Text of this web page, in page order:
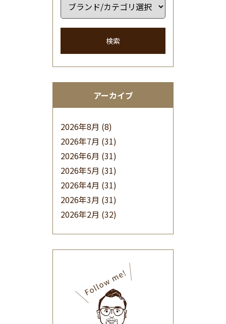
検索
アーカイブ
2026年8月 (8)
2026年7月 (31)
2026年6月 (31)
2026年5月 (31)
2026年4月 (31)
2026年3月 (31)
2026年2月 (32)
(32)
2025年9月(30)
2025年8月(31)
2025年7月(37)